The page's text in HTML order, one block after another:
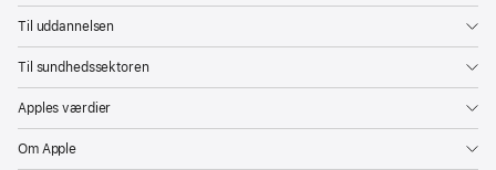
Til uddannelsen
Til sundhedssektoren
Apples værdier
Om Apple